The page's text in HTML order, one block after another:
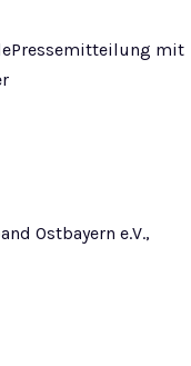
mit
Ostbayern e.V.,